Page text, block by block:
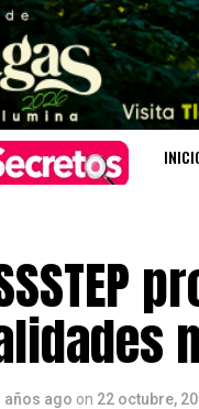
años ago on 22 octubre,